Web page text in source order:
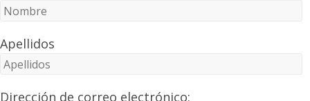
Apellidos
Dirección de correo electrónico: